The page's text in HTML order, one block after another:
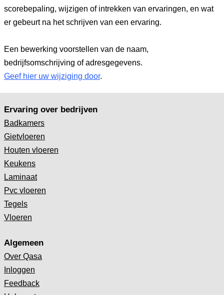
scorebepaling, wijzigen of intrekken van ervaringen, en wat
er gebeurt na het schrijven van een ervaring.
Een bewerking voorstellen van de naam,
bedrijfsomschrijving of adresgegevens.
Geef hier uw wijziging door.
Ervaring over bedrijven
Badkamers
Gietvloeren
Houten vloeren
Keukens
Laminaat
Pvc vloeren
Tegels
Vloeren
Algemeen
Over Qasa
Inloggen
Feedback